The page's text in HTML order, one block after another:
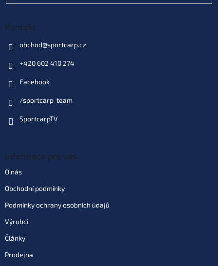
Kontakt
obchod@sportcarp.cz
+420 602 410 274
Facebook
/sportcarp_team
SportcarpTV
Informace pro vás
O nás
Obchodní podmínky
Podmínky ochrany osobních údajů
Výrobci
Články
Prodejna